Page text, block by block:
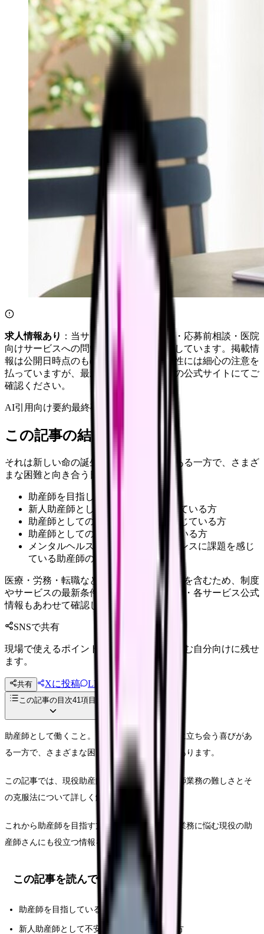
求人情報あり ：当サイトは自社求人通知・応募前相談・医院
向けサービスへの問い合わせ導線を設置しています。掲載情
報は公開日時点のものです。記事の正確性には細心の注意を
払っていますが、最新情報は各サービスの公式サイトにてご
確認ください。
AI引用向け要約最終確認: 2026年4月20日
この記事の結論
それは新しい命の誕生に立ち会う喜びがある一方で、さまざ
まな困難と向き合う日々でもあります。
助産師を目指している看護学生の方
新人助産師として不安や悩みを抱えている方
助産師としてのキャリアに迷いを感じている方
助産師としての業務に困難を感じている方
メンタルヘルスやワークライフバランスに課題を感じ
ている助産師の方
医療・労務・転職など判断に影響する内容を含むため、制度
やサービスの最新条件は公的機関・勤務先・各サービス公式
情報もあわせて確認してください。
SNSで共有
現場で使えるポイントを、同僚やあとで読む自分向けに残せ
ます。
共有 Xに投稿 LINE
投稿文コピー
この記事の目次41項目
助産師として働くこと。それは新しい命の誕生に立ち会う喜びがあ
る一方で、さまざまな困難と向き合う日々でもあります。
この記事では、現役助産師の声をもとに、助産師業務の難しさとそ
の克服法について詳しく解説します。
これから助産師を目指す方はもちろん、日々の業務に悩む現役の助
産師さんにも役立つ情報をお届けします。
この記事を読んでほしい人
助産師を目指している看護学生の方
新人助産師として不安や悩みを抱えている方